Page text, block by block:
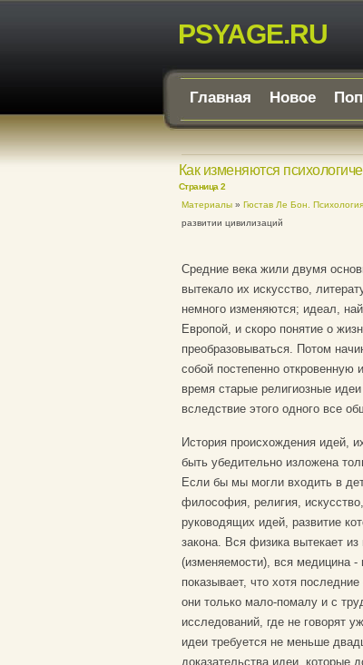
PSYAGE.RU
Главная Новое
Как изменяются
Страница 2
Материалы» Гюстав Ле Бон.
развитии цивилизаций
Средние века жили двумя
вытекало их искусство,
немного изменяются; идеал,
Европой, и скоро понятие о
преобразовываться. Потом
собой постепенно откровенную
время старые религиозные
вследствие этого одного все
История происхождения идей,
быть убедительно изложена
Если бы мы могли входить в
философия, религия,
руководящих идей, развитие
закона. Вся физика вытекает
(изменяемости), вся медицина -
показывает, что хотя
они только мало-помалу и с
исследований, где не говорят
идеи требуется не меньше
доказательства идеи, которые